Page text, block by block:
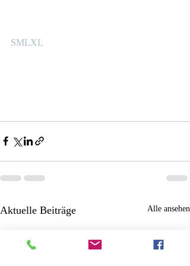
​​SMLXL
Aktuelle Beiträge Alle ansehen